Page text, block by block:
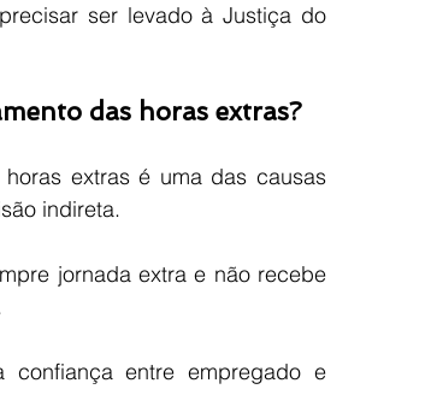
ser levado à Justiça do
das horas extras?
extras é uma das causas
indireta.
jornada extra e não recebe
entre empregado e